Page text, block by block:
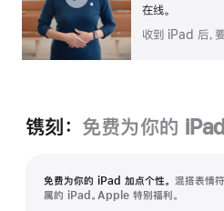
在线。
收到 iPad 后，
镌刻： 免费为你的 iPad
免费为你的 iPad 加点个性。 混搭表情符
属的 iPad。Apple 特别福利。